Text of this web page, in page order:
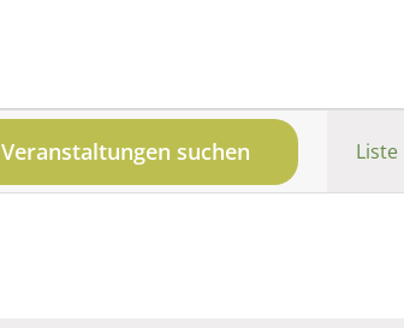
Veranstaltungen suchen Liste